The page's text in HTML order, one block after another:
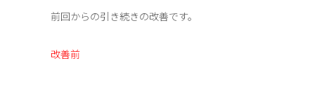
前回からの引き続きの改善です。
改善前